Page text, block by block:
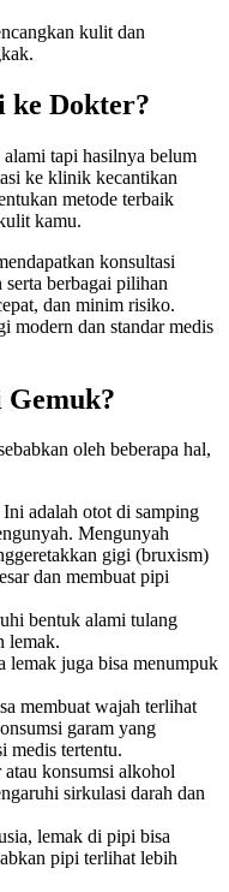
kulit dan
ke Dokter?
alami tapi hasilnya belum
ke klinik kecantikan
metode terbaik
kamu.
konsultasi
berbagai pilihan
dan minim risiko.
modern dan standar medis
Gemuk?
oleh beberapa hal,
Ini adalah otot di samping
Mengunyah
gigi (bruxism)
dan membuat pipi
bentuk alami tulang
lemak.
lemak juga bisa menumpuk
membuat wajah terlihat
garam yang
medis tertentu.
konsumsi alkohol
sirkulasi darah dan
lemak di pipi bisa
pipi terlihat lebih